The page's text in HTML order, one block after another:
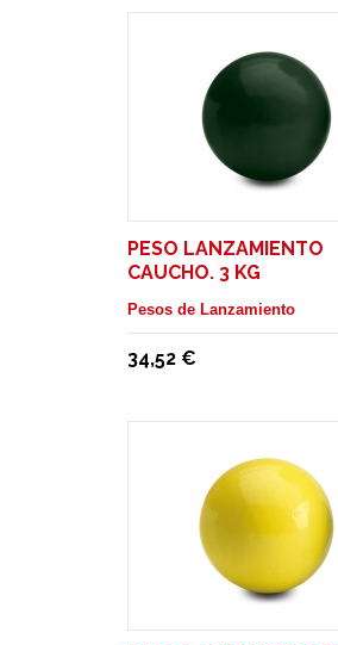
PESO LANZAMIENTO
CAUCHO. 3 KG
Pesos de Lanzamiento
34,52 €